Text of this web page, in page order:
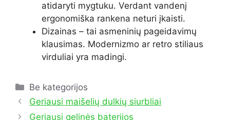
atidaryti mygtuku. Verdant vandenį
ergonomiška rankena neturi įkaisti.
Dizainas – tai asmeninių pageidavimų
klausimas. Modernizmo ar retro stiliaus
virduliai yra madingi.
Kategorijos
Be kategorijos
Geriausi maišelių dulkių siurbliai
Geriausi gelinės baterijos